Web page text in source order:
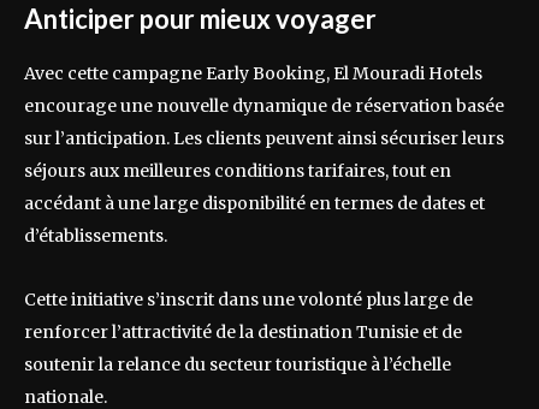
Anticiper pour mieux voyager
Avec cette campagne Early Booking, El Mouradi Hotels
encourage une nouvelle dynamique de réservation basée
sur l’anticipation. Les clients peuvent ainsi sécuriser leurs
séjours aux meilleures conditions tarifaires, tout en
accédant à une large disponibilité en termes de dates et
d’établissements.
Cette initiative s’inscrit dans une volonté plus large de
renforcer l’attractivité de la destination Tunisie et de
soutenir la relance du secteur touristique à l’échelle
nationale.